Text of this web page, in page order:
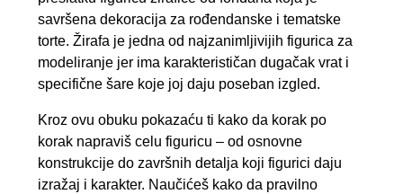
savršena dekoracija za rođendanske i tematske
torte. Žirafa je jedna od najzanimljivijih figurica za
modeliranje jer ima karakterističan dugačak vrat i
specifične šare koje joj daju poseban izgled.
Kroz ovu obuku pokazaću ti kako da korak po
korak napraviš celu figuricu – od osnovne
konstrukcije do završnih detalja koji figurici daju
izražaj i karakter. Naučićeš kako da pravilno